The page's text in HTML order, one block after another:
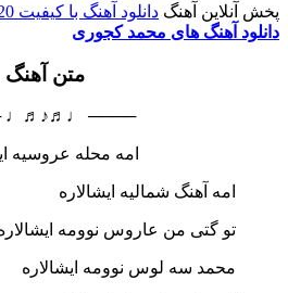
پخش آنلاین آهنگ دانلود آهنگ با کیفیت 320
دانلود آهنگ های محمد کجوری
متن آهنگ
♩♬♪♬♩ ────
امه محله عروسیه
امه آهنگ شمالیه ایشالاره
تو گتی من عاروس نوومه
محمد سه لوس نوومه ایشالاره